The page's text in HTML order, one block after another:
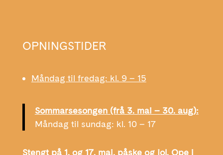
OPNINGSTIDER
Måndag til fredag: kl. 9 – 15
Sommarsesongen (frå 3. mai – 30. aug):
Måndag til sundag: kl. 10 – 17
Stengt på 1. og 17. mai, påske og jol. Ope i